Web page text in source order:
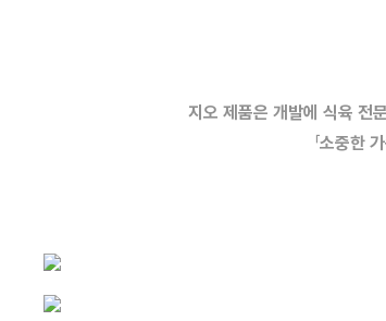
지오 제품은 개발에 식육 전
「소중한